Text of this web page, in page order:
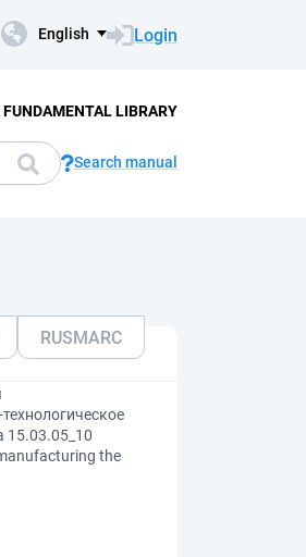
English Login
FUNDAMENTAL LIBRARY
Search manual
RUSMARC
15.03.05_10
the